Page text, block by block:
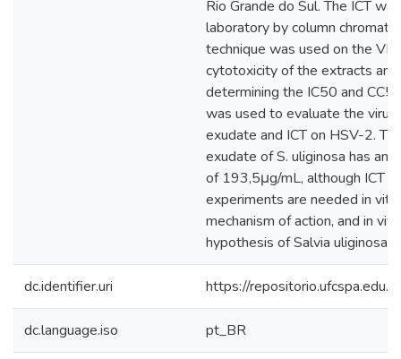
Rio Grande do Sul. The ICT
laboratory by column
technique was used on the
cytotoxicity of the extracts
determining the IC50 and
was used to evaluate the
exudate and ICT on HSV-2.
exudate of S. uliginosa has
of 193,5μg/mL, although ICT
experiments are needed in
mechanism of action, and in
hypothesis of Salvia uliginosa
dc.identifier.uri https://
dc.language.iso pt_BR